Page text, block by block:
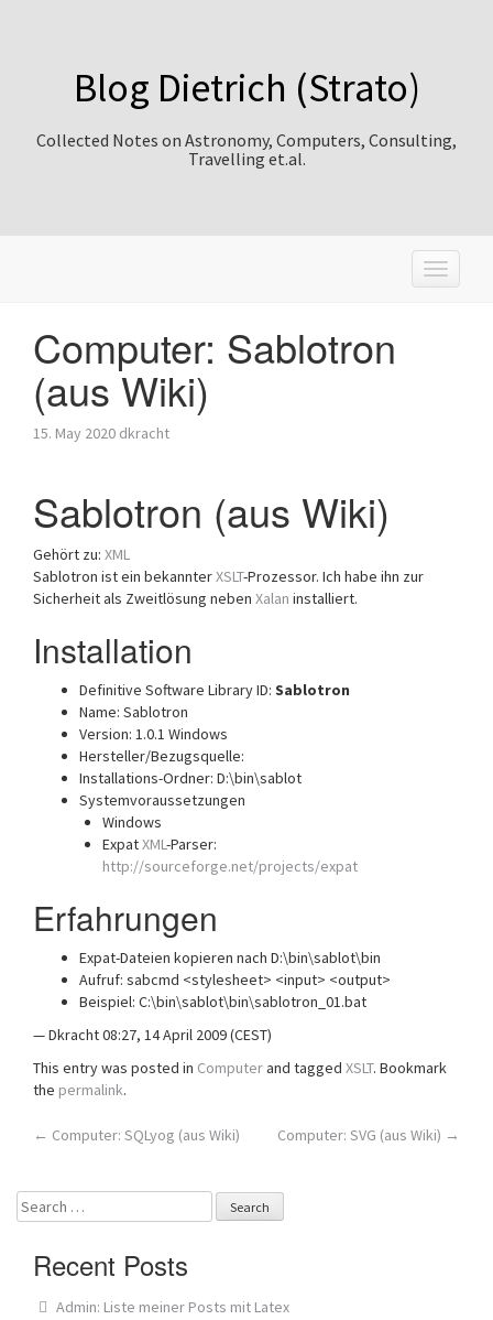
Blog Dietrich (Strato)
Collected Notes on Astronomy, Computers, Consulting,
Travelling et.al.
T
o
Computer: Sablotron
(aus Wiki)
15. May 2020 dkracht
Sablotron (aus Wiki)
Gehört zu: XML
Sablotron ist ein bekannterXSLT-Prozessor. Ich habe ihn zur
Sicherheit als Zweitlösung neben Xalan installiert.
Installation
Definitive Software Library ID: Sablotron
Name: Sablotron
Version: 1.0.1 Windows
Hersteller/Bezugsquelle:
Installations-Ordner: D:\bin\sablot
Systemvoraussetzungen
Windows
ExpatXML-Parser:
http://sourceforge.net/projects/expat
Erfahrungen
Expat-Dateien kopieren nach D:\bin\sablot\bin
Aufruf: sabcmd <stylesheet> <input> <output>
Beispiel: C:\bin\sablot\bin\sablotron_01.bat
— Dkracht 08:27, 14 April 2009 (CEST)
This entry was posted in Computerand tagged XSLT. Bookmark
the permalink.
Post
navigation
← Computer: SQLyog (aus Wiki) Computer: SVG (aus Wiki) →
Search
for:
Recent Posts
Admin: Liste meiner Posts mit Latex